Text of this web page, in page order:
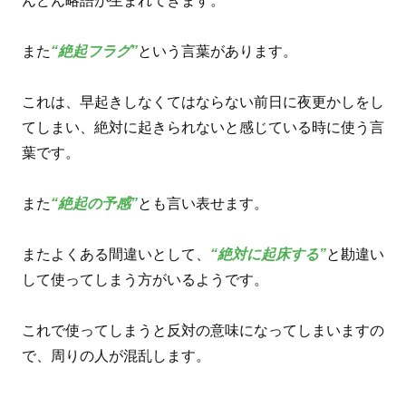
また“絶起フラグ”という言葉があります。
これは、早起きしなくてはならない前日に夜更かしをし
てしまい、絶対に起きられないと感じている時に使う言
葉です。
また“絶起の予感”とも言い表せます。
またよくある間違いとして、 “絶対に起床する”と勘違い
して使ってしまう方がいるようです。
これで使ってしまうと反対の意味になってしまいますの
で、周りの人が混乱します。